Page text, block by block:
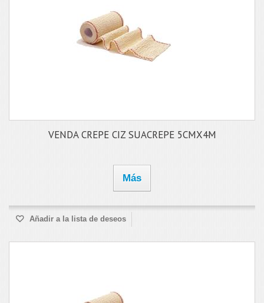
VENDA CREPE CIZ SUACREPE 5CMX4M
Más
Añadir a la lista de deseos